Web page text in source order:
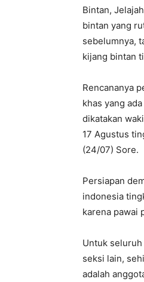
Bintan,
bintan yang
sebelumnya,
kijang bintan
Rencananya
khas yang
dikatakan
17 Agustus
(24/07) Sore.
Persiapan
indonesia
karena pawai
Untuk
seksi lain,
adalah